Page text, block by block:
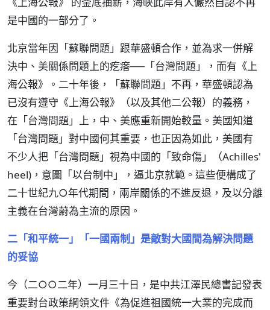
是中國的一部分了。
北京當年因「蘇聯問題」跟華盛頓合作，並為求一併解
決中、美關係問題上的疙瘩──「台灣問題」，而有《上
海公報》。二十年後，「蘇聯問題」不再，華盛頓認為
已沒有遵守《上海公報》（以及其他二公報）的義務，
在「台灣問題」上，中、美應重新開始較量。美國知道
「台灣問題」對中國何其重要，也正因為如此，美國有
不少人把「台灣問題」視為中國的「致命傷」（Achilles'
heel)，意圖「以台制中」，逼北京就範。這些便構成了
二十世紀九○年代期間，兩岸關係的不進反退，及以分離
主義在台灣蔚為主流的原因。
二「和平統一」「一國兩制」是敵對大國間為解決問題
的妥協
今（二○○二年）一月三十日，是中共江澤民總書記發表
重要對台政策綱領文件《為促進祖國統一大業的完成而